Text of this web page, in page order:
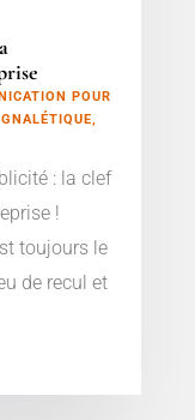
POUR
: la clef
!
toujours le
de recul et